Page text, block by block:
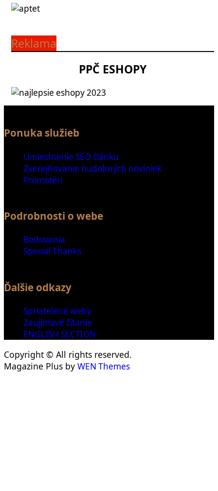
Reklama
PPČ ESHOPY
Ponuka služieb
Umiestnenie SEO článku
Zverejňovanie hudobných noviniek
Promotéri
Podrobnosti o webe
Bodovania
Special Thanks
Ďalšie odkazy
Spriatelené weby
Zaujímavé čítanie
ENGLISH SECTION
Copyright © All rights reserved.
Magazine Plus by WEN Themes